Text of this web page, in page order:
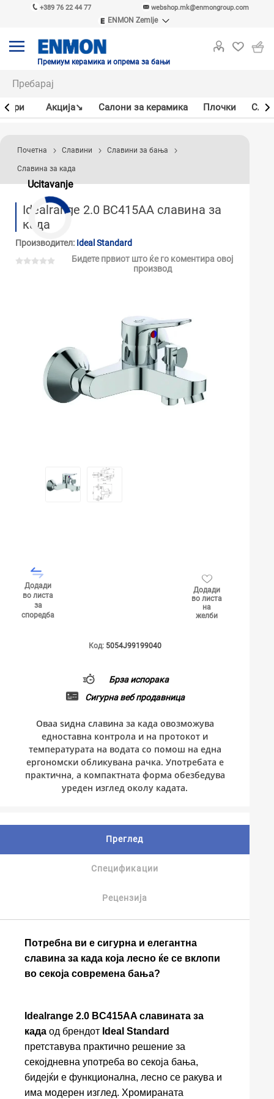
+389 76 22 44 77 webshop.mk@enmongroup.com
ENMON Zemlje
ENMON MKD
Премиум керамика и опрема за бањи
Акцијa↘ Салони за керамика Плочки
Ucitavanje
Почетна Славини Славини за бања
Славина за када
Idealrange 2.0 BC415AA славина за
када
Производител: Ideal Standard
Бидете првиот што ќе го коментира овој
производ
Додади
во листа
за
споредба
Додади
во листа
на
желби
Код: 5054J99199040
Брза испорака
Сигурна веб продавница
Оваа ѕидна славина за када овозможува
едноставна контрола и на протокот и
температурата на водата со помош на една
ергономски обликувана рачка. Употребата е
практична, а компактната форма обезбедува
уреден изглед околу кадата.
Преглед
Спецификации
Рецензија
Потребна ви е сигурна и елегантна
славина за када која лесно ќе се вклопи
во секоја современа бања?
Idealrange 2.0 BC415AA славината за
када од брендот Ideal Standard
претставува практично решение за
секојдневна употреба во секоја бања,
бидејќи е функционална, лесно се ракува и
има модерен изглед. Хромираната